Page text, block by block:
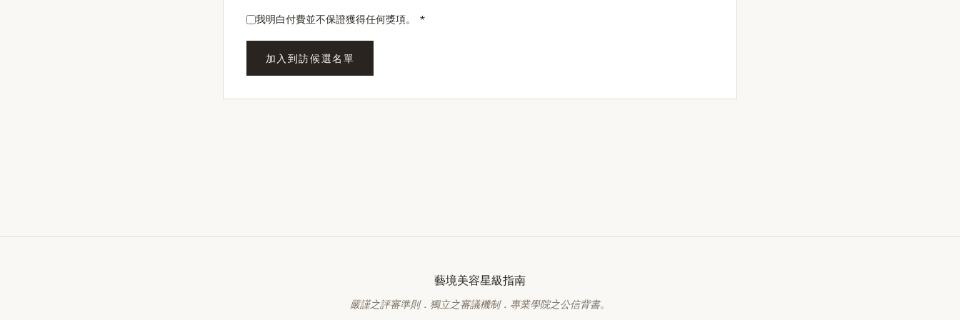
我明白付費並不保證獲得任何獎項。 *
加入到訪候選名單
藝境美容星級指南
嚴謹之評審準則．獨立之審議機制．專業學院之公信背書。